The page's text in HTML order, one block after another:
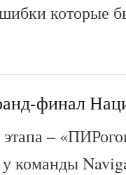
которые
финал
–
у команды